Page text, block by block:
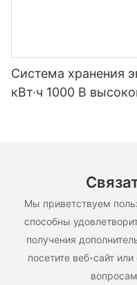
Система хранения
кВт·ч 1000 В
Мы приветствуем
способны
получения
посетите веб-сайт